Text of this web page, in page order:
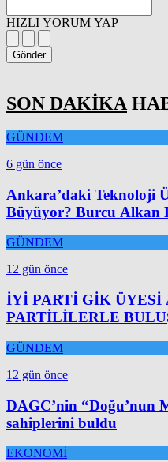
HIZLI YORUM YAP
Gönder
SON DAKİKA
GÜNDEM
6 gün önce
Ankara’daki Teknoloji
Büyüyor? Burcu Alkan
GÜNDEM
12 gün önce
İYİ PARTİ GİK ÜYESİ
PARTİLİLERLE
GÜNDEM
12 gün önce
DAGC’nin “Doğu’nun
sahiplerini buldu
EKONOMİ